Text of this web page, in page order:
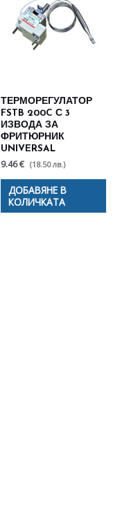
ТЕРМОРЕГУЛАТОР
FSTB 200C С 3
ИЗВОДА ЗА
ФРИТЮРНИК
UNIVERSAL
9.46 € (18.50 лв.)
ДОБАВЯНЕ В
КОЛИЧКАТА